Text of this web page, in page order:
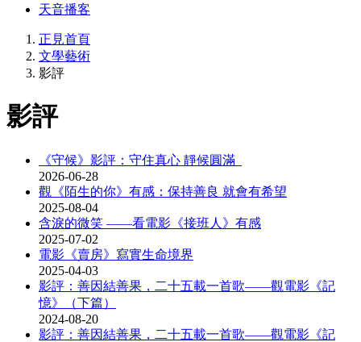
天音播客
正見首頁
文學藝術
影評
影評
《守候》影評：守住真心 靜候圓滿
2026-06-28
觀《陌生的你》有感：保持善良 就會有希望
2025-08-04
含淚的微笑 ——看電影《接班人》有感
2025-07-02
電影《賣房》寫實生命境界
2025-04-03
影評：善因結善果，二十五載一首歌——觀電影《記
憶》（下篇）
2024-08-20
影評：善因結善果，二十五載一首歌——觀電影《記